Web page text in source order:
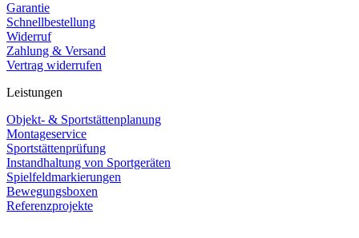
Garantie
Schnellbestellung
Widerruf
Zahlung & Versand
Vertrag widerrufen
Leistungen
Objekt- & Sportstättenplanung
Montageservice
Sportstättenprüfung
Instandhaltung von Sportgeräten
Spielfeldmarkierungen
Bewegungsboxen
Referenzprojekte